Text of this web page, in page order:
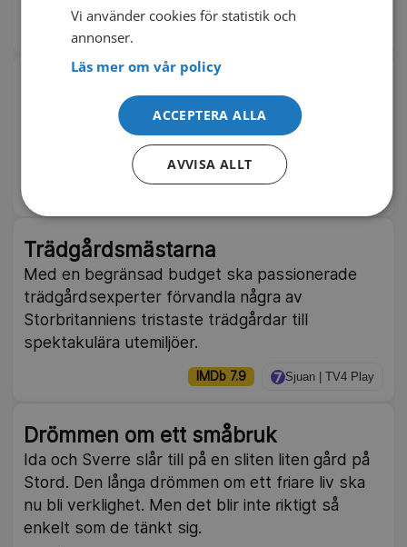
En bilsamlare med 400 rostiga fordon startar
familjeföretag för att göra klassiker körklara
igen. Kanadensisk realityserie.
Trädgårdsmästarna
Med en begränsad budget ska passionerade
trädgårdsexperter förvandla några av
Storbritanniens tristaste trädgårdar till
spektakulära utemiljöer.
IMDb 7.9 Sjuan | TV4 Play
Drömmen om ett småbruk
Ida och Sverre slår till på en sliten liten gård på
Stord. Den långa drömmen om ett friare liv ska
nu bli verklighet. Men det blir inte riktigt så
enkelt som de tänkt sig.
Vi använder cookies för statistik och
annonser.
Läs mer om vår policy
ACCEPTERA ALLA
AVVISA ALLT